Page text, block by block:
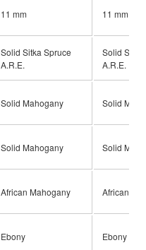
11 mm 11 mm
Solid Sitka Spruce
A.R.E.
Solid Sitka
A.R.E.
Solid Mahogany Solid
Solid Mahogany Solid
African Mahogany African
Ebony Ebony